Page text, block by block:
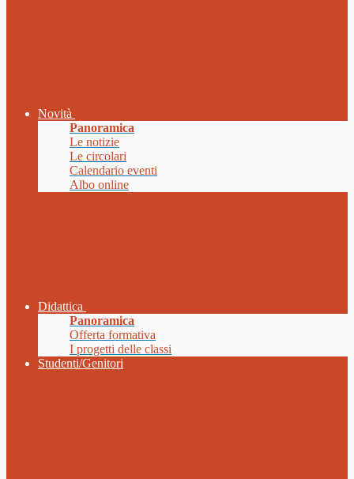
Novità
Panoramica
Le notizie
Le circolari
Calendario eventi
Albo online
Didattica
Panoramica
Offerta formativa
I progetti delle classi
Studenti/Genitori